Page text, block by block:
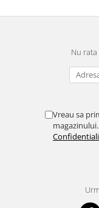
Audio
Tehnica si mobilier
Accesorii mobilier
Ghilotine și Trimmere
Cosuri de gunoi
Nu
Vreau sa